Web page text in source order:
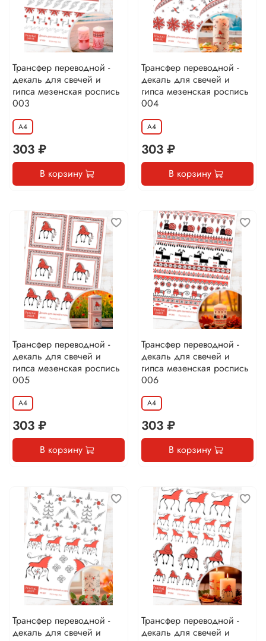
Трансфер переводной -
декаль для свечей и
гипса мезенская роспись
003
А4
303 ₽
В корзину
Трансфер переводной -
декаль для свечей и
гипса мезенская роспись
004
А4
303 ₽
В корзину
Трансфер переводной -
декаль для свечей и
гипса мезенская роспись
005
А4
303 ₽
В корзину
Трансфер переводной -
декаль для свечей и
гипса мезенская роспись
006
А4
303 ₽
В корзину
Трансфер переводной -
декаль для свечей и
Трансфер переводной -
декаль для свечей и